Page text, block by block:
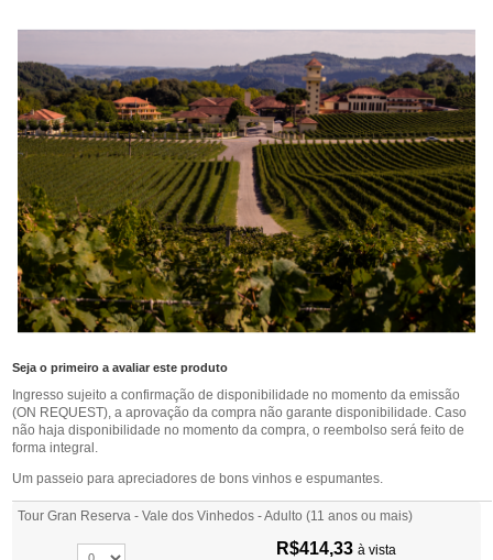
Seja o primeiro a avaliar este produto
Ingresso sujeito a confirmação de disponibilidade no momento da emissão
(ON REQUEST), a aprovação da compra não garante disponibilidade. Caso
não haja disponibilidade no momento da compra, o reembolso será feito de
forma integral.
Um passeio para apreciadores de bons vinhos e espumantes.
Tour Gran Reserva - Vale dos Vinhedos - Adulto (11 anos ou mais)
R$414,33 à vista